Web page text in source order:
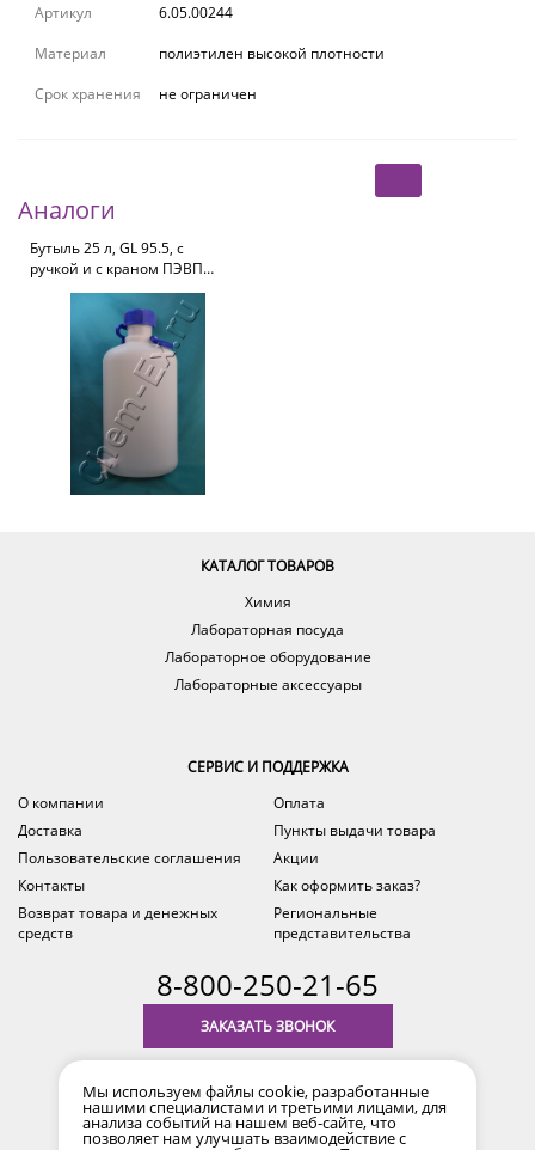
Артикул
6.05.00244
Материал
полиэтилен высокой плотности
Срок хранения
не ограничен
Аналоги
Бутыль 25 л, GL 95.5, с
ручкой и с краном ПЭВП
(Vitlab 81664)
КАТАЛОГ ТОВАРОВ
Химия
Лабораторная посуда
Лабораторное оборудование
Лабораторные аксессуары
СЕРВИС И ПОДДЕРЖКА
О компании
Оплата
Доставка
Пункты выдачи товара
Пользовательские соглашения
Акции
Контакты
Как оформить заказ?
Возврат товара и денежных
средств
Региональные
представительства
8-800-250-21-65
ЗАКАЗАТЬ ЗВОНОК
время по Уфе (MSK+2)
Мы используем файлы cookie, разработанные
нашими специалистами и третьими лицами, для
анализа событий на нашем веб-сайте, что
позволяет нам улучшать взаимодействие с